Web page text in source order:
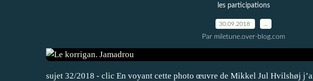
les participations
30.09.2018
Par miletune.over-blog.com
sujet 32/2018 - clic En voyant cette photo œuvre de Mikkel Jul Hvilshøj